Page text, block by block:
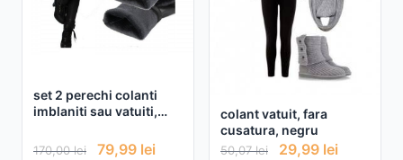
set 2 perechi colanti
imblaniti sau vatuiti,
170,00lei 79,99 lei
colant vatuit, fara
cusatura, negru
50,07lei 29,99 lei